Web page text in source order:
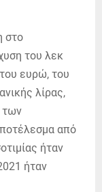
στο
του λεκ
του ευρώ, του
λίρας,
των
από
ήταν
ήταν